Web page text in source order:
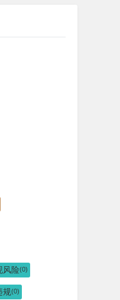
风险(0)
规(0)